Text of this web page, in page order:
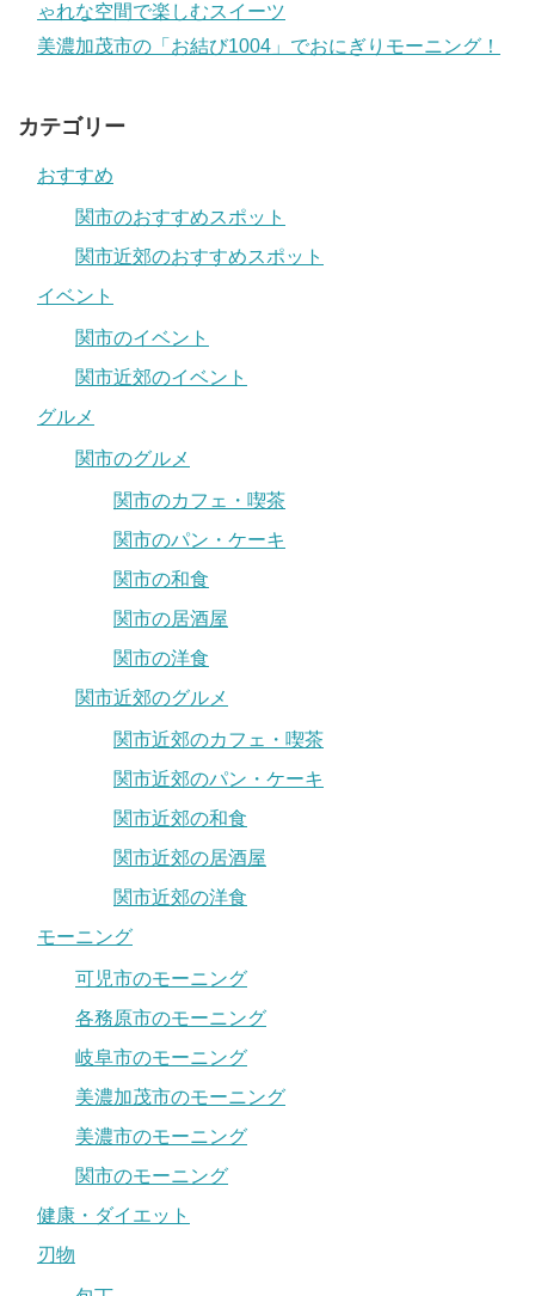
ゃれな空間で楽しむスイーツ
美濃加茂市の「お結び1004」でおにぎりモーニング！
カテゴリー
おすすめ
関市のおすすめスポット
関市近郊のおすすめスポット
イベント
関市のイベント
関市近郊のイベント
グルメ
関市のグルメ
関市のカフェ・喫茶
関市のパン・ケーキ
関市の和食
関市の居酒屋
関市の洋食
関市近郊のグルメ
関市近郊のカフェ・喫茶
関市近郊のパン・ケーキ
関市近郊の和食
関市近郊の居酒屋
関市近郊の洋食
モーニング
可児市のモーニング
各務原市のモーニング
岐阜市のモーニング
美濃加茂市のモーニング
美濃市のモーニング
関市のモーニング
健康・ダイエット
刃物